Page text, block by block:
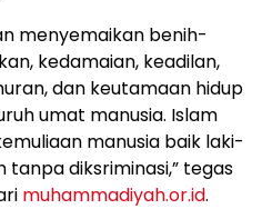
menyemaikan benih-
kedamaian, keadilan,
dan keutamaan hidup
umat manusia. Islam
manusia baik laki-
diksriminasi,” tegas
muhammadiyah.or.id.